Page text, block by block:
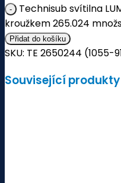
Technisub svítilna
kroužkem 265.024
Přidat do košíku
SKU: TE 2650244 (1055-
Související produkty